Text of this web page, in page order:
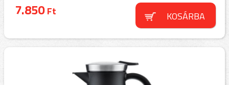
7.850Ft KOSÁRBA